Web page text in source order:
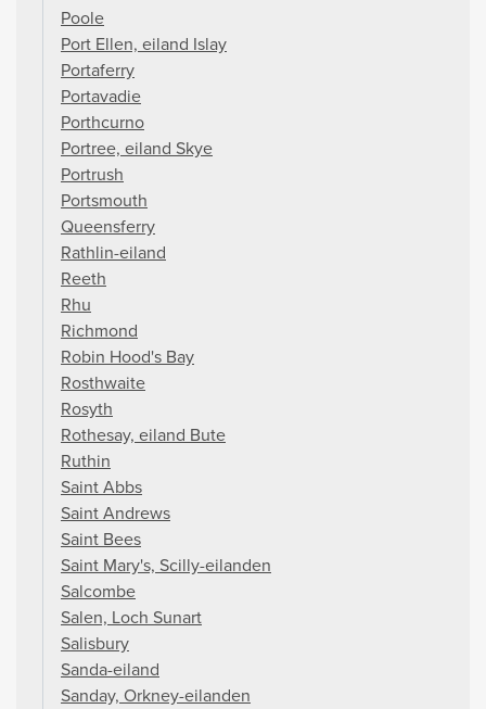
Poole
Port Ellen, eiland Islay
Portaferry
Portavadie
Porthcurno
Portree, eiland Skye
Portrush
Portsmouth
Queensferry
Rathlin-eiland
Reeth
Rhu
Richmond
Robin Hood's Bay
Rosthwaite
Rosyth
Rothesay, eiland Bute
Ruthin
Saint Abbs
Saint Andrews
Saint Bees
Saint Mary's, Scilly-eilanden
Salcombe
Salen, Loch Sunart
Salisbury
Sanda-eiland
Sanday, Orkney-eilanden